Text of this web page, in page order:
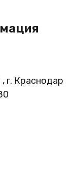
Краснодар